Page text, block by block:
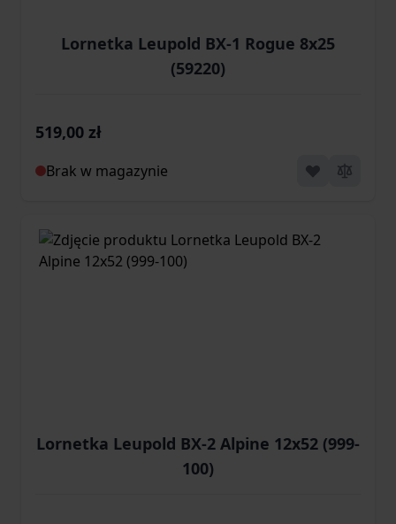
Lornetka Leupold BX-1 Rogue 8x25
(59220)
519,00 zł
Brak w magazynie
Lornetka Leupold BX-2 Alpine 12x52 (999-
100)